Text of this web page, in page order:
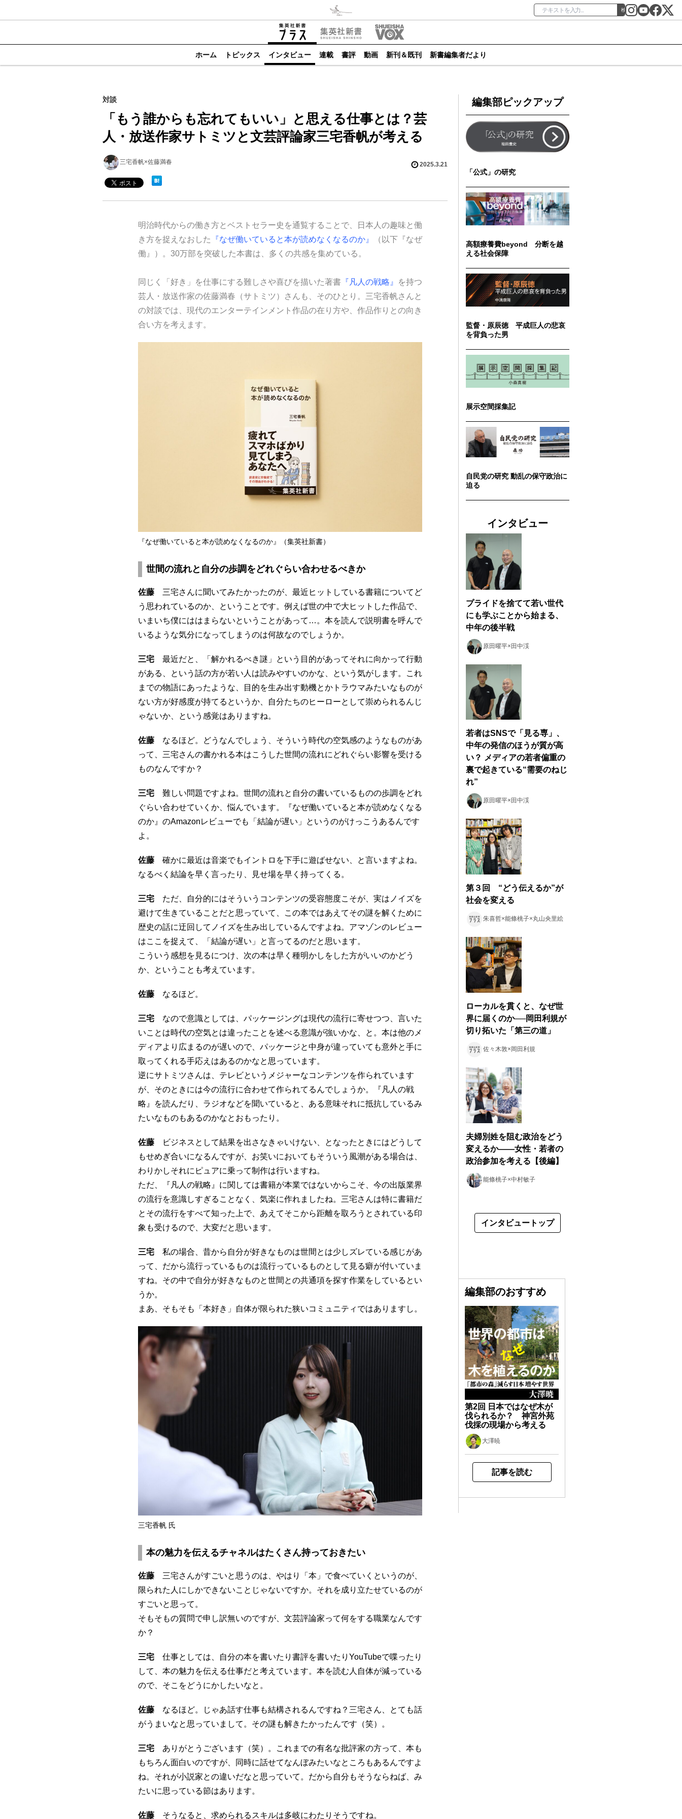
検索
ホーム トピックス インタビュー 連載 書評 動画 新刊＆既刊 新書編集者だより
対談
「もう誰からも忘れてもいい」と思える仕事とは？芸
人・放送作家サトミツと文芸評論家三宅香帆が考える
三宅香帆×佐藤満春 2025.3.21
明治時代からの働き方とベストセラー史を通覧することで、日本人の趣味と働
き方を捉えなおした
『なぜ働いていると本が読めなくなるのか』
（以下『なぜ
働』）。30万部を突破した本書は、多くの共感を集めている。
同じく「好き」を仕事にする難しさや喜びを描いた著書 『凡人の戦略』
を持つ
芸人・放送作家の佐藤満春（サトミツ）さんも、そのひとり。三宅香帆さんと
の対談では、現代のエンターテインメント作品の在り方や、作品作りとの向き
合い方を考えます。
『なぜ働いていると本が読めなくなるのか』（集英社新書）
世間の流れと自分の歩調をどれぐらい合わせるべきか
佐藤 三宅さんに聞いてみたかったのが、最近ヒットしている書籍についてど
う思われているのか、ということです。例えば世の中で大ヒットした作品で、
いまいち僕にははまらないということがあって…。本を読んで説明書を呼んで
いるような気分になってしまうのは何故なのでしょうか。
三宅 最近だと、「解かれるべき謎」という目的があってそれに向かって行動
がある、という話の方が若い人は読みやすいのかな、という気がします。これ
までの物語にあったような、目的を生み出す動機とかトラウマみたいなものが
ない方が好感度が持てるというか、自分たちのヒーローとして崇められるんじ
ゃないか、という感覚はありますね。
佐藤 なるほど。どうなんでしょう、そういう時代の空気感のようなものがあ
って、三宅さんの書かれる本はこうした世間の流れにどれぐらい影響を受ける
ものなんですか？
三宅 難しい問題ですよね。世間の流れと自分の書いているものの歩調をどれ
ぐらい合わせていくか、悩んでいます。『なぜ働いていると本が読めなくなる
のか』のAmazonレビューでも「結論が遅い」というのがけっこうあるんです
よ。
佐藤 確かに最近は音楽でもイントロを下手に遊ばせない、と言いますよね。
なるべく結論を早く言ったり、見せ場を早く持ってくる。
三宅 ただ、自分的にはそういうコンテンツの受容態度こそが、実はノイズを
避けて生きていることだと思っていて、この本ではあえてその謎を解くために
歴史の話に迂回してノイズを生み出しているんですよね。アマゾンのレビュー
はここを捉えて、「結論が遅い」と言ってるのだと思います。
こういう感想を見るにつけ、次の本は早く種明かしをした方がいいのかどう
か、ということも考えています。
佐藤 なるほど。
三宅 なので意識としては、パッケージングは現代の流行に寄せつつ、言いた
いことは時代の空気とは違ったことを述べる意識が強いかな、と。本は他のメ
ディアより広まるのが遅いので、パッケージと中身が違っていても意外と手に
取ってくれる手応えはあるのかなと思っています。
逆にサトミツさんは、テレビというメジャーなコンテンツを作られています
が、そのときには今の流行に合わせて作られてるんでしょうか。『凡人の戦
略』を読んだり、ラジオなどを聞いていると、ある意味それに抵抗しているみ
たいなものもあるのかなとおもったり。
佐藤 ビジネスとして結果を出さなきゃいけない、となったときにはどうして
もせめぎ合いになるんですが、お笑いにおいてもそういう風潮がある場合は、
わりかしそれにピュアに乗って制作は行いますね。
ただ、『凡人の戦略』に関しては書籍が本業ではないからこそ、今の出版業界
の流行を意識しすぎることなく、気楽に作れましたね。三宅さんは特に書籍だ
とその流行をすべて知った上で、あえてそこから距離を取ろうとされている印
象も受けるので、大変だと思います。
三宅 私の場合、昔から自分が好きなものは世間とは少しズレている感じがあ
って、だから流行っているものは流行っているものとして見る癖が付いていま
すね。その中で自分が好きなものと世間との共通項を探す作業をしているとい
うか。
まあ、そもそも「本好き」自体が限られた狭いコミュニティではありますし。
三宅香帆 氏
本の魅力を伝えるチャネルはたくさん持っておきたい
佐藤 三宅さんがすごいと思うのは、やはり「本」で食べていくというのが、
限られた人にしかできないことじゃないですか。それを成り立たせているのが
すごいと思って。
そもそもの質問で申し訳無いのですが、文芸評論家って何をする職業なんです
か？
三宅 仕事としては、自分の本を書いたり書評を書いたりYouTubeで喋ったり
して、本の魅力を伝える仕事だと考えています。本を読む人自体が減っている
ので、そこをどうにかしたいなと。
佐藤 なるほど。じゃあ話す仕事も結構されるんですね？三宅さん、とても話
がうまいなと思っていまして。その謎も解きたかったんです（笑）。
三宅 ありがとうございます（笑）。これまでの有名な批評家の方って、本も
もちろん面白いのですが、同時に話せてなんぼみたいなところもあるんですよ
ね。それが小説家との違いだなと思っていて。だから自分もそうならねば、み
たいに思っている節はあります。
佐藤 そうなると、求められるスキルは多岐にわたりそうですね。
編集部ピックアップ
「公式」の研究
高額療養費beyond 分断を越
える社会保障
監督・原辰徳 平成巨人の悲哀
を背負った男
展示空間採集記
自民党の研究 動乱の保守政治に
迫る
インタビュー
プライドを捨てて若い世代
にも学ぶことから始まる、
中年の後半戦
原田曜平×田中渓
若者はSNSで「見る専」、
中年の発信のほうが質が高
い？ メディアの若者偏重の
裏で起きている“需要のねじ
れ”
原田曜平×田中渓
第３回 “どう伝えるか”が
社会を変える
朱喜哲×能條桃子×丸山央里絵
ローカルを貫くと、なぜ世
界に届くのか──岡田利規が
切り拓いた「第三の道」
佐々木敦×岡田利規
夫婦別姓を阻む政治をどう
変えるか――女性・若者の
政治参加を考える【後編】
能條桃子×中村敏子
インタビュートップ
編集部のおすすめ
第2回 日本ではなぜ木が
伐られるか？ 神宮外苑
伐採の現場から考える
大澤暁
記事を読む